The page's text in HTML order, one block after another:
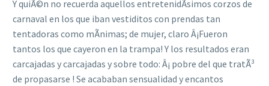
Y quiÃ©n no recuerda aquellos entretenidÃ­simos corzos de
carnaval en los que iban vestiditos con prendas tan
tentadoras como mÃ­nimas; de mujer, claro Â¡Fueron
tantos los que cayeron en la trampa! Y los resultados eran
carcajadas y carcajadas y sobre todo: Â¡ pobre del que tratÃ³
de propasarse ! Se acababan sensualidad y encantos